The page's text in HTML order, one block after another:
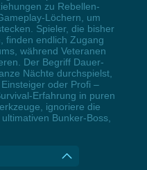
zu Rebellen-
Löchern, um
Spieler, die bisher
finden endlich Zugang
während Veteranen
Der Begriff Dauer-
Nächte durchspielst,
oder Profi –
Erfahrung in puren
ignoriere die
Bunker-Boss,